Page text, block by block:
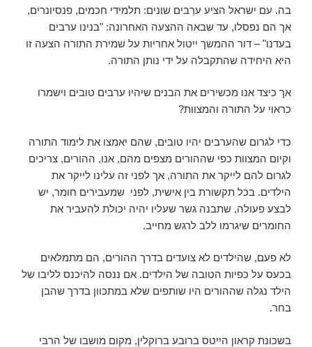
בה. עם ישראל הציע ערֵבים שונים: תלמידי חכמים, פנסיונרים,
אך הם נפסלו, עד שבאה ההצעה האחרונה: "בנינו ערבים
בעדנו" – דור ההמשך ייטול אחריות על שמירת התורה הצעה זו
היא היחידה שהתקבלה על ידי נותן התורה.
אך כיצד אנו מכשירים את הבנים שיהיו ערבים טובים וישמרו
כראוי על התורה והמצוות?
כדי לגרום שהערבים יהיו טובים, שהם יאמצו את לימוד התורה
וקיום המצוות כפי שההורים מצפים מהם, אנו, ההורים, צריכים
לגרום להם לייקר את התורה, אך לפני זה עלינו לייקר את
הילדים. בכל תקשורת בין אישית, לפני שמעבירים חומר, יש
לבצע פעולה, שתבנה גשר שעליו יהיה יכולת להעביר את
החומרים שיגרמו ללב לרגש מחייב.
לא פעם, שהילדים לא צועדים בדרך ההורים, הם מתמלאים
בכעס על כפיות הטובה של הילדים. אם ננסה להיכנס לליבו של
הילד נגלה שההורים היו שותפים שלא במתכוון בדרך שהבן
בחר.
בשכונת קראון הייטס ברובע ברוקלין, מקום מושבו של הרבי